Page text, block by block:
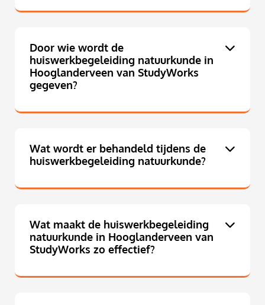
Door wie wordt de
huiswerkbegeleiding natuurkunde in
Hooglanderveen van StudyWorks
gegeven?
Wat wordt er behandeld tijdens de
huiswerkbegeleiding natuurkunde?
Wat maakt de huiswerkbegeleiding
natuurkunde in Hooglanderveen van
StudyWorks zo effectief?